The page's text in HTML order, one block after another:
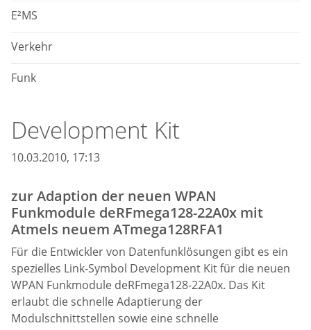
E²MS
Verkehr
Funk
Development Kit
10.03.2010, 17:13
zur Adaption der neuen WPAN
Funkmodule deRFmega128-22A0x mit
Atmels neuem ATmega128RFA1
Für die Entwickler von Datenfunklösungen gibt es ein
spezielles Link-Symbol Development Kit für die neuen
WPAN Funkmodule deRFmega128-22A0x. Das Kit
erlaubt die schnelle Adaptierung der
Modulschnittstellen sowie eine schnelle